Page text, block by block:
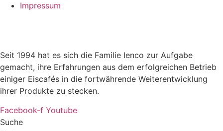
Impressum
Seit 1994 hat es sich die Familie Ienco zur Aufgabe
gemacht, ihre Erfahrungen aus dem erfolgreichen Betrieb
einiger Eiscafés in die fortwährende Weiterentwicklung
ihrer Produkte zu stecken.
Facebook-f Youtube
Suche